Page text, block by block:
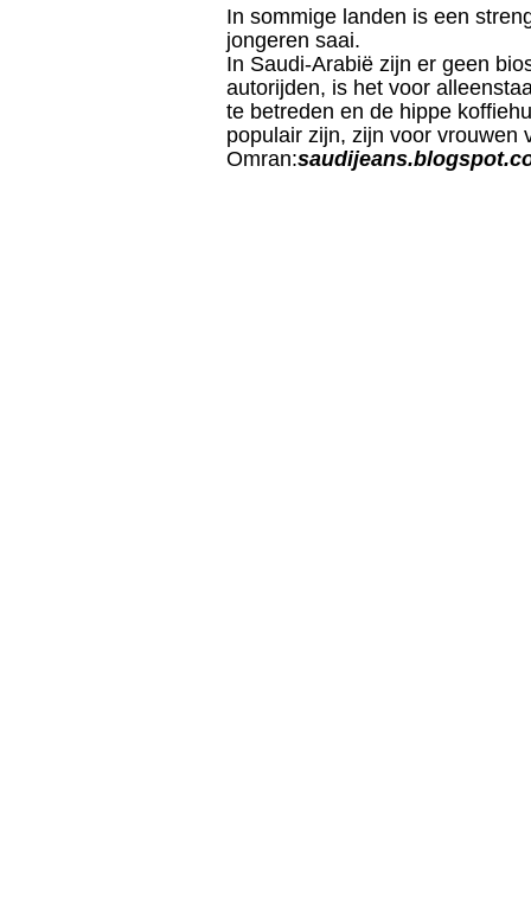
In sommige landen is een
jongeren saai.
In Saudi-Arabië zijn er geen
autorijden, is het voor
te betreden en de hippe
populair zijn, zijn voor vrouwen
Omran: